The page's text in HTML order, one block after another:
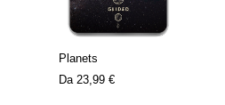
Planets
Da 23,99 €